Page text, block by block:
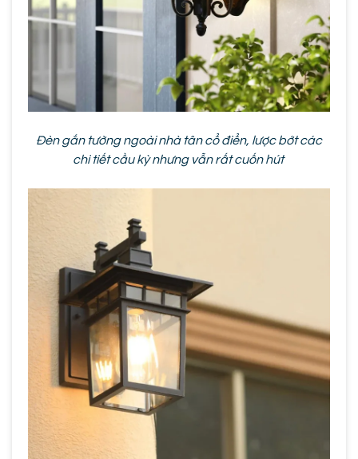
Đèn gắn tường ngoài nhà tân cổ điển, lược bớt các
chi tiết cầu kỳ nhưng vẫn rất cuốn hút